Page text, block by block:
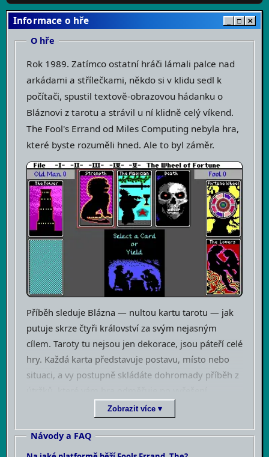
Informace o hře □ ✕
O hře
Rok 1989. Zatímco ostatní hráči lámali palce nad
arkádami a střílečkami, někdo si v klidu sedl k
počítači, spustil textově-obrazovou hádanku o
Bláznovi z tarotu a strávil u ní klidně celý víkend.
The Fool's Errand od Miles Computing nebyla hra,
které byste rozuměli hned. Ale to byl záměr.
Příběh sleduje Blázna — nultou kartu tarotu — jak
putuje skrze čtyři království za svým nejasným
cílem. Taroty tu nejsou jen dekorace, jsou páteří celé
hry. Každá karta představuje postavu, místo nebo
situaci, a vy postupně skládáte dohromady příběh z
jednotlivých hádanek. Vyprávění má vlastní poetiku,
trochu pohádkovou, trochu ezotorickou — a
rozhodně nepodceňuje hráče.
Zobrazit více ▾
Návody a FAQ